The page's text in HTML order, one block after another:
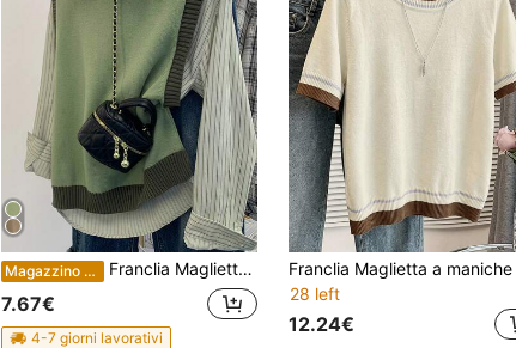
Magazzino EU Franclia Maglietta casual e versatile a girocollo senza maniche per donne taglie forti
7.67€
4-7 giorni lavorativi
28 left
12.24€